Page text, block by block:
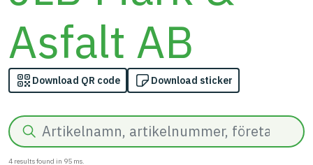
Asfalt AB
Download QR code Download sticker
Search
4 results found in 95 ms.